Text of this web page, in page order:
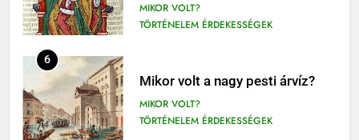
MIKOR VOLT?
TÖRTÉNELEM ÉRDEKESSÉGEK
6
Mikor volt a nagy pesti árvíz?
MIKOR VOLT?
TÖRTÉNELEM ÉRDEKESSÉGEK
OLVASÓNAPLÓK
A jó palócok (elemzés)
ELEMZÉSEK-VERSELEMZÉS
OLVASÓNAPLÓK
11